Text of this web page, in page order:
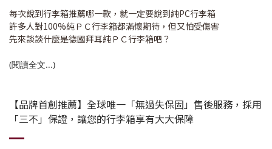
每次說到行李箱推薦哪一款，就一定要說到純PC行李箱
許多人對100%純ＰＣ行李箱都滿懷期待，但又怕受傷害
先來談談什麼是德國拜耳純ＰＣ行李箱吧？
(閱讀全文...)
【品牌首創推薦】全球唯一「無過失保固」售後服務，採用
「三不」保證，讓您的行李箱享有大大保障